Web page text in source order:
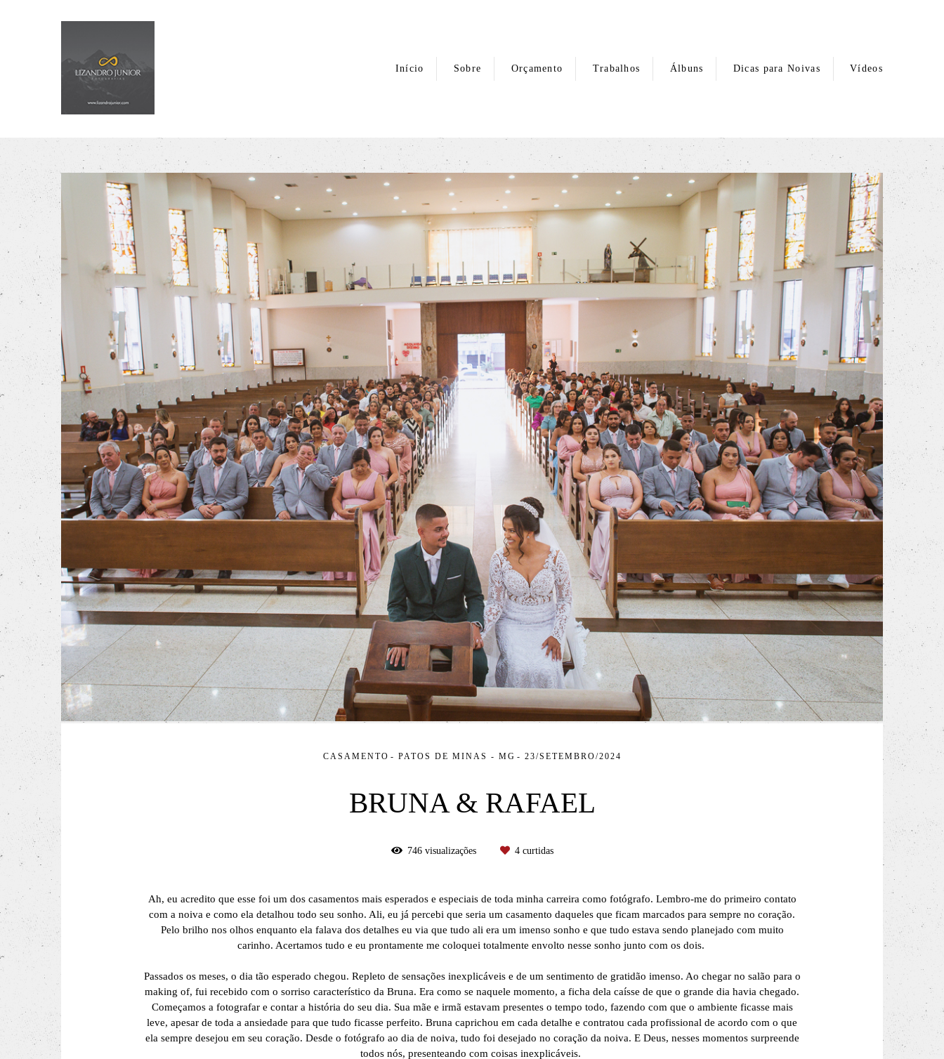
Início Sobre Orçamento Trabalhos Álbuns Dicas para Noivas Vídeos
CASAMENTO PATOS DE MINAS - MG 23/SETEMBRO/2024
BRUNA & RAFAEL
746visualizações 4curtidas
Ah, eu acredito que esse foi um dos casamentos mais esperados e especiais de toda minha carreira como fotógrafo. Lembro-me do primeiro contato
com a noiva e como ela detalhou todo seu sonho. Ali, eu já percebi que seria um casamento daqueles que ficam marcados para sempre no coração.
Pelo brilho nos olhos enquanto ela falava dos detalhes eu via que tudo ali era um imenso sonho e que tudo estava sendo planejado com muito
carinho. Acertamos tudo e eu prontamente me coloquei totalmente envolto nesse sonho junto com os dois.
Passados os meses, o dia tão esperado chegou. Repleto de sensações inexplicáveis e de um sentimento de gratidão imenso. Ao chegar no salão para o
making of, fui recebido com o sorriso característico da Bruna. Era como se naquele momento, a ficha dela caísse de que o grande dia havia chegado.
Começamos a fotografar e contar a história do seu dia. Sua mãe e irmã estavam presentes o tempo todo, fazendo com que o ambiente ficasse mais
leve, apesar de toda a ansiedade para que tudo ficasse perfeito. Bruna caprichou em cada detalhe e contratou cada profissional de acordo com o que
ela sempre desejou em seu coração. Desde o fotógrafo ao dia de noiva, tudo foi desejado no coração da noiva. E Deus, nesses momentos surpreende
todos nós, presenteando com coisas inexplicáveis.